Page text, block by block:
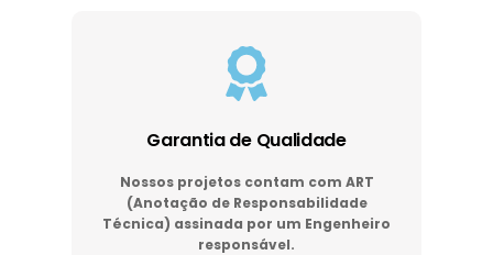
Garantia de Qualidade
Nossos projetos contam com ART
(Anotação de Responsabilidade
Técnica) assinada por um Engenheiro
responsável.